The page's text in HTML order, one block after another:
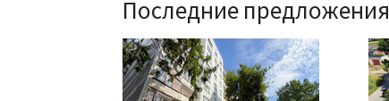
Последние предложения